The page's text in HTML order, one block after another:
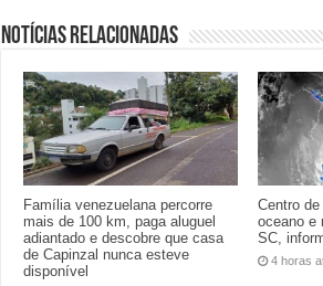
Notícias relacionadas
Família venezuelana percorre
mais de 100 km, paga aluguel
adiantado e descobre que casa
de Capinzal nunca esteve
disponível
Centro
oceano e
SC,
4 horas